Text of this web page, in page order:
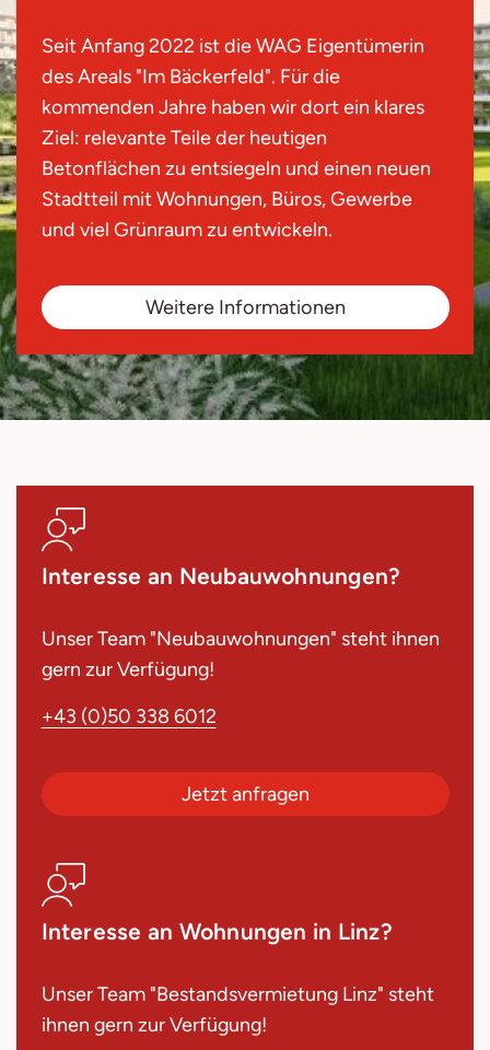
Seit Anfang 2022 ist die WAG Eigentümerin
des Areals "Im Bäckerfeld". Für die
kommenden Jahre haben wir dort ein klares
Ziel: relevante Teile der heutigen
Betonflächen zu entsiegeln und einen neuen
Stadtteil mit Wohnungen, Büros, Gewerbe
und viel Grünraum zu entwickeln.
Weitere Informationen
Interesse an Neubauwohnungen?
Unser Team "Neubauwohnungen" steht ihnen
gern zur Verfügung!
+43 (0)50 338 6012
Jetzt anfragen
Interesse an Wohnungen in Linz?
Unser Team "Bestandsvermietung Linz" steht
ihnen gern zur Verfügung!